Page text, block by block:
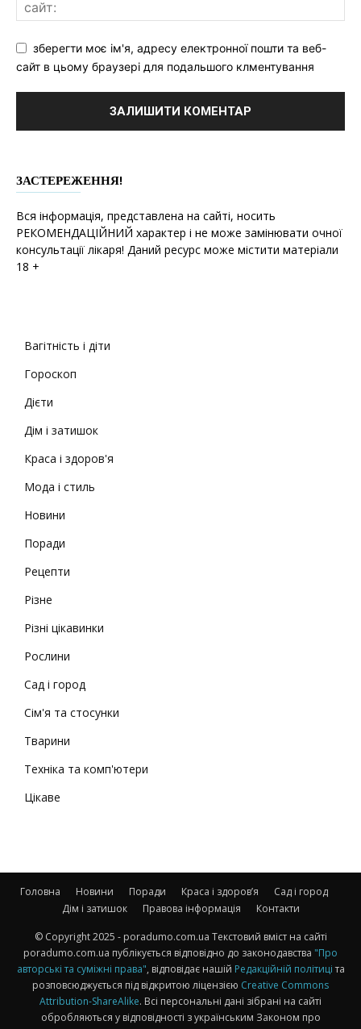
зберегти моє ім'я, адресу електронної пошти та веб-
сайт в цьому браузері для подальшого клментування
ЗАСТЕРЕЖЕННЯ!
Вся інформація, представлена на сайті, носить
РЕКОМЕНДАЦІЙНИЙ характер і не може замінювати очної
консультації лікаря! Даний ресурс може містити матеріали
18 +
Вагітність і діти
Гороскоп
Дієти
Дім і затишок
Краса і здоров'я
Мода і стиль
Новини
Поради
Рецепти
Різне
Різні цікавинки
Рослини
Сад і город
Сім'я та стосунки
Тварини
Техніка та комп'ютери
Цікаве
Головна Новини Поради Краса і здоров’я
Сад і город
Дім і затишок
Правова інформація Контакти
© Copyright 2025 - poradumo.com.ua Текстовий вміст на сайті
poradumo.com.ua публікується відповідно до законодавства "Про
авторські та суміжні права", відповідає нашій Редакційній політиціта
розповсюджується під відкритою ліцензією Creative Commons
Attribution-ShareAlike. Всі персональні дані зібрані на сайті
обробляються у відповідності з українським Законом про